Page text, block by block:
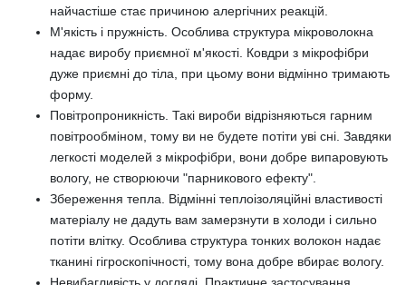
найчастіше стає причиною алергічних реакцій.
М'якість і пружність. Особлива структура мікроволокна
надає виробу приємної м'якості. Ковдри з мікрофібри
дуже приємні до тіла, при цьому вони відмінно тримають
форму.
Повітропроникність. Такі вироби відрізняються гарним
повітрообміном, тому ви не будете потіти уві сні. Завдяки
легкості моделей з мікрофібри, вони добре випаровують
вологу, не створюючи "парникового ефекту".
Збереження тепла. Відмінні теплоізоляційні властивості
матеріалу не дадуть вам замерзнути в холоди і сильно
потіти влітку. Особлива структура тонких волокон надає
тканині гігроскопічності, тому вона добре вбирає вологу.